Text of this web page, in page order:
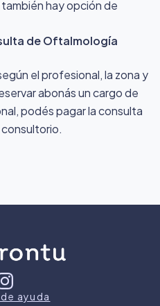
hay opción de
de Oftalmología
el profesional, la zona y
abonás un cargo de
podés pagar la consulta
ayuda